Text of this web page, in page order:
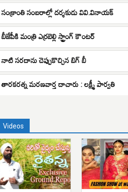
సంక్రాంతి సంబరాల్లో దర్శకుడు వివి.వినాయక్
బీజేపీకి మంత్రి ఎర్రబెల్లి స్ట్రాంగ్ కౌంటర్
నాటి సరదాను చెప్పుకొచ్చిన బిగ్ బీ
తారకరత్న మరణవార్త దాచారు : లక్ష్మీ పార్వతి
Videos